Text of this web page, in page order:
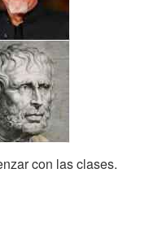
con las clases.